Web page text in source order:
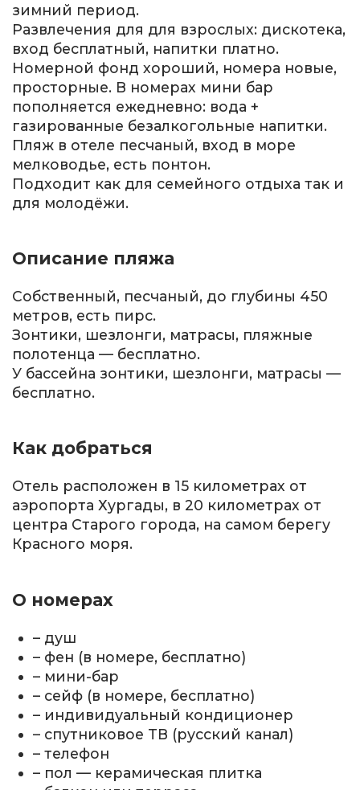
зимний период.
Развлечения для для взрослых: дискотека,
вход бесплатный, напитки платно.
Номерной фонд хороший, номера новые,
просторные. В номерах мини бар
пополняется ежедневно: вода +
газированные безалкогольные напитки.
Пляж в отеле песчаный, вход в море
мелководье, есть понтон.
Подходит как для семейного отдыха так и
для молодёжи.
Описание пляжа
Собственный, песчаный, до глубины 450
метров, есть пирс.
Зонтики, шезлонги, матрасы, пляжные
полотенца — бесплатно.
У бассейна зонтики, шезлонги, матрасы —
бесплатно.
Как добраться
Отель расположен в 15 километрах от
аэропорта Хургады, в 20 километрах от
центра Старого города, на самом берегу
Красного моря.
О номерах
– душ
– фен (в номере, бесплатно)
– мини-бар
– сейф (в номере, бесплатно)
– индивидуальный кондиционер
– спутниковое TВ (русский канал)
– телефон
– пол — керамическая плитка